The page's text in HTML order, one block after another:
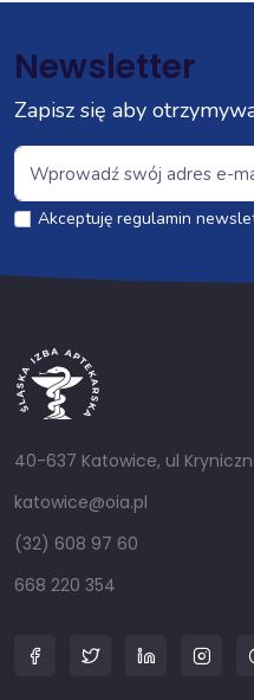
Newsletter
Zapisz się aby
Akceptuję regulamin
40-637 Katowice, ul
katowice@oia.pl
(32) 608 97 60
668 220 354